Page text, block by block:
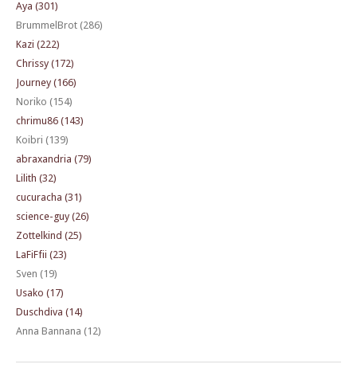
Aya (301)
BrummelBrot (286)
Kazi (222)
Chrissy (172)
Journey (166)
Noriko (154)
chrimu86 (143)
Koibri (139)
abraxandria (79)
Lilith (32)
cucuracha (31)
science-guy (26)
Zottelkind (25)
LaFiFfii (23)
Sven (19)
Usako (17)
Duschdiva (14)
Anna Bannana (12)